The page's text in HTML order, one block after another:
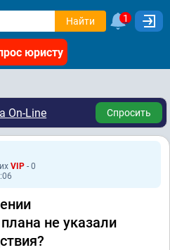
Найти 1
юристу
On-Line Спросить
VIP - 0
не указали